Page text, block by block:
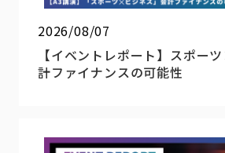
2026/08/07
【イベントレポート】スポー
計ファイナンスの可能性